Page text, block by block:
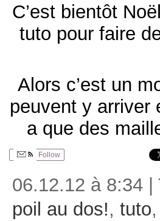
C’est bientôt
tuto pour faire
Alors c’est un
peuvent y arriver
a que des
Follow
06.12.12 à 8:34 |
poil au dos!, tuto,